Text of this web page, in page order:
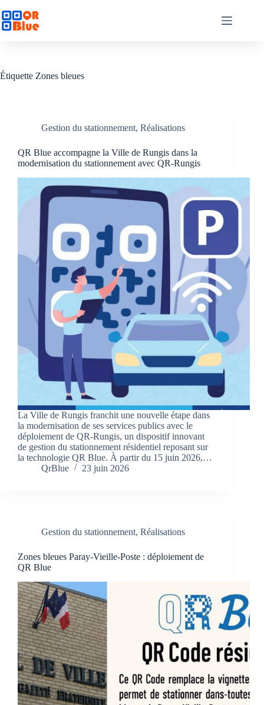
au
contenu
Étiquette Zones bleues
Gestion du stationnement, Réalisations
QR Blue accompagne la Ville de Rungis dans la
modernisation du stationnement avec QR-Rungis
La Ville de Rungis franchit une nouvelle étape dans
la modernisation de ses services publics avec le
déploiement de QR-Rungis, un dispositif innovant
de gestion du stationnement résidentiel reposant sur
la technologie QR Blue. À partir du 15 juin 2026,…
QrBlue
23 juin 2026
Gestion du stationnement, Réalisations
Zones bleues Paray-Vieille-Poste : déploiement de
QR Blue